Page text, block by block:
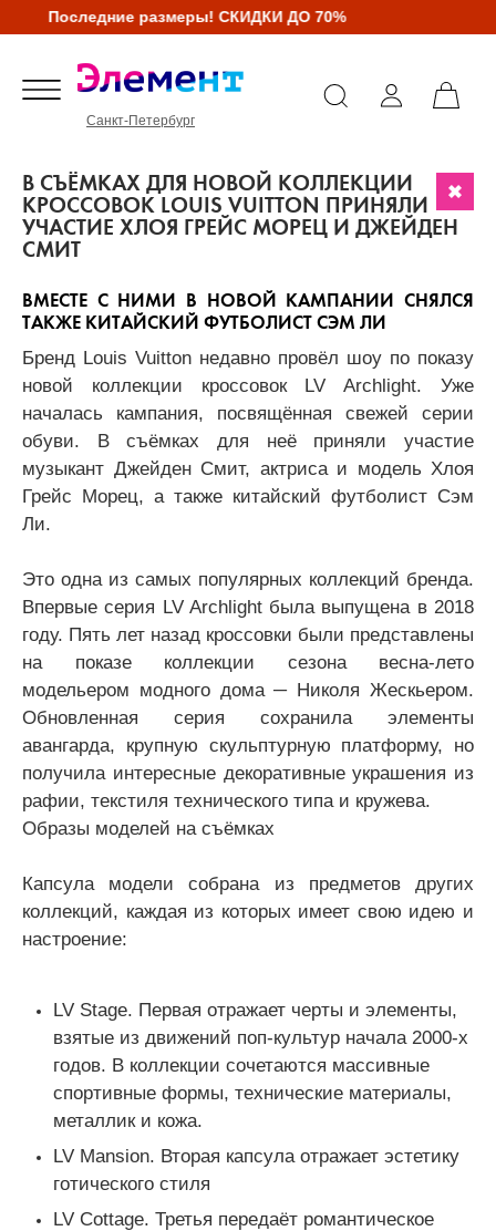
Последние размеры! СКИДКИ ДО 70%
Санкт-Петербург
В СЪЁМКАХ ДЛЯ НОВОЙ КОЛЛЕКЦИИ
КРОССОВОК LOUIS VUITTON ПРИНЯЛИ
УЧАСТИЕ ХЛОЯ ГРЕЙС МОРЕЦ И ДЖЕЙДЕН
СМИТ
ВМЕСТЕ С НИМИ В НОВОЙ КАМПАНИИ СНЯЛСЯ
ТАКЖЕ КИТАЙСКИЙ ФУТБОЛИСТ СЭМ ЛИ
Бренд Louis Vuitton недавно провёл шоу по показу
новой коллекции кроссовок LV Archlight. Уже
началась кампания, посвящённая свежей серии
обуви. В съёмках для неё приняли участие
музыкант Джейден Смит, актриса и модель Хлоя
Грейс Морец, а также китайский футболист Сэм
Ли.
Это одна из самых популярных коллекций бренда.
Впервые серия LV Archlight была выпущена в 2018
году. Пять лет назад кроссовки были представлены
на показе коллекции сезона весна-лето
модельером модного дома ─ Николя Жескьером.
Обновленная серия сохранила элементы
авангарда, крупную скульптурную платформу, но
получила интересные декоративные украшения из
рафии, текстиля технического типа и кружева.
Образы моделей на съёмках
Капсула модели собрана из предметов других
коллекций, каждая из которых имеет свою идею и
настроение:
LV Stage. Первая отражает черты и элементы,
взятые из движений поп-культур начала 2000-х
годов. В коллекции сочетаются массивные
спортивные формы, технические материалы,
металлик и кожа.
LV Mansion. Вторая капсула отражает эстетику
готического стиля
LV Cottage. Третья передаёт романтическое